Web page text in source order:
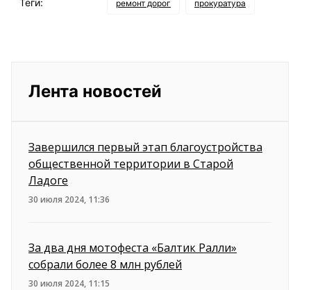
ремонт дорог прокуратура
Лента новостей
Завершился первый этап благоустройства
общественной территории в Старой
Ладоге
30 июля 2024, 11:36
За два дня мотофеста «Балтик Ралли»
собрали более 8 млн рублей
30 июля 2024, 11:15